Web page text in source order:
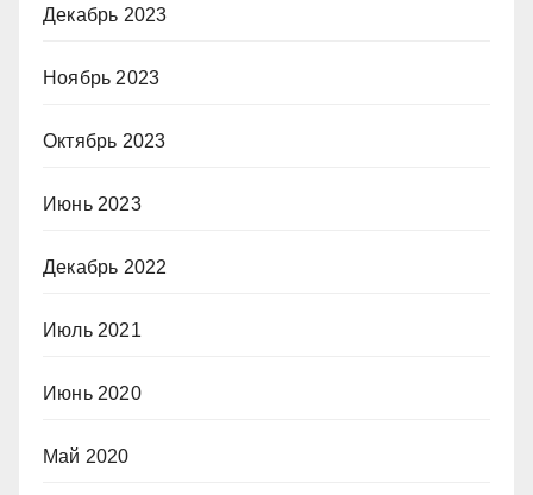
Декабрь 2023
Ноябрь 2023
Октябрь 2023
Июнь 2023
Декабрь 2022
Июль 2021
Июнь 2020
Май 2020